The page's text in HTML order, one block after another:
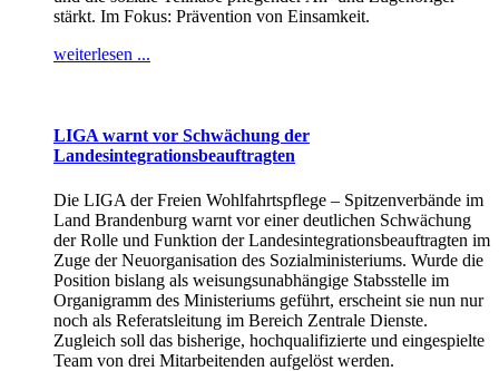
stärkt. Im Fokus: Prävention von Einsamkeit.
weiterlesen ...
LIGA warnt vor Schwächung der
Landesintegrationsbeauftragten
Die LIGA der Freien Wohlfahrtspflege – Spitzenverbände im
Land Brandenburg warnt vor einer deutlichen Schwächung
der Rolle und Funktion der Landesintegrationsbeauftragten im
Zuge der Neuorganisation des Sozialministeriums. Wurde die
Position bislang als weisungsunabhängige Stabsstelle im
Organigramm des Ministeriums geführt, erscheint sie nun nur
noch als Referatsleitung im Bereich Zentrale Dienste.
Zugleich soll das bisherige, hochqualifizierte und eingespielte
Team von drei Mitarbeitenden aufgelöst werden.